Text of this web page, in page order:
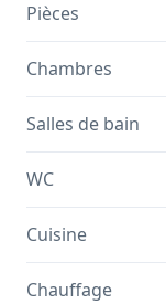
Pièces
Chambres
Salles de bain
WC
Cuisine
Chauffage